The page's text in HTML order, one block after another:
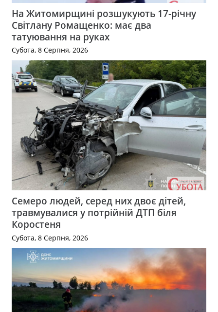
На Житомирщині розшукують 17-річну
Світлану Ромащенко: має два
татуювання на руках
Субота, 8 Серпня, 2026
Семеро людей, серед них двоє дітей,
травмувалися у потрійній ДТП біля
Коростеня
Субота, 8 Серпня, 2026